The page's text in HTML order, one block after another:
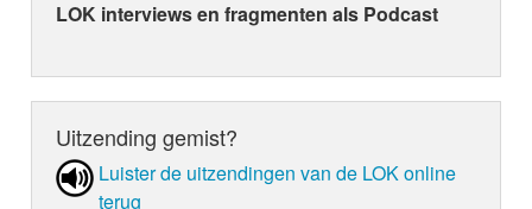
LOK interviews en fragmenten als Podcast
Uitzending gemist?
Luister de uit­zen­din­gen van de LOK online
terug